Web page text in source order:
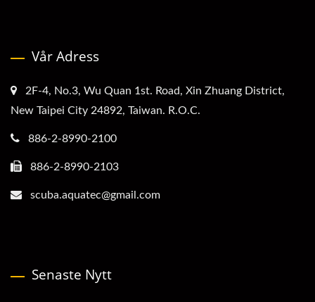
Vår Adress
2F-4, No.3, Wu Quan 1st. Road, Xin Zhuang District,
New Taipei City 24892, Taiwan. R.O.C.
886-2-8990-2100
886-2-8990-2103
scuba.aquatec@gmail.com
Senaste Nytt